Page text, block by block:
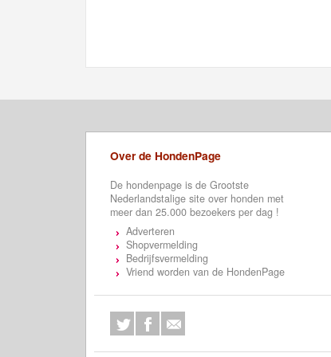
Over de HondenPage
De hondenpage is de Grootste
Nederlandstalige site over honden met
meer dan 25.000 bezoekers per dag !
Adverteren
Shopvermelding
Bedrijfsvermelding
Vriend worden van de HondenPage